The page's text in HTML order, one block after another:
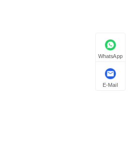
WhatsApp
E-Mail